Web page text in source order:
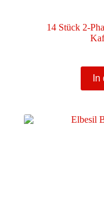
14 Stück 2-